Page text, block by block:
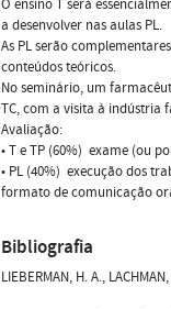
a desenvolver nas aulas PL.
As PL serão
conteúdos teóricos.
No seminário, um
TC, com a visita à indústria
Avaliação:
• T e TP (60%)  exame (ou
• PL (40%)  execução dos
formato de comunicação
Bibliografia
LIEBERMAN, H. A.,